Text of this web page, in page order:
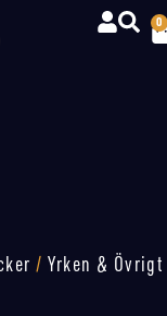
0
/ Yrken & Övrigt